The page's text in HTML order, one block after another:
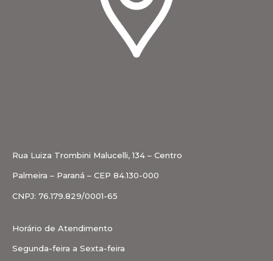
Rua Luiza Trombini Malucelli, 134 – Centro
Palmeira – Paraná – CEP 84.130-000
CNPJ: 76.179.829/0001-65
Horário de Atendimento
Segunda-feira a Sexta-feira